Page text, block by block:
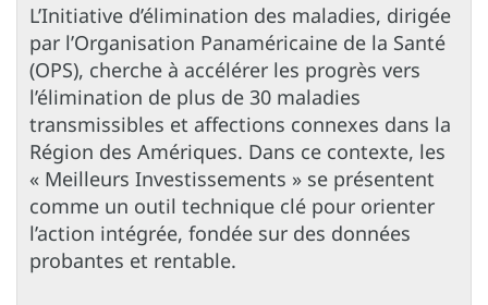
L’Initiative d’élimination des maladies, dirigée
par l’Organisation Panaméricaine de la Santé
(OPS), cherche à accélérer les progrès vers
l’élimination de plus de 30 maladies
transmissibles et affections connexes dans la
Région des Amériques. Dans ce contexte, les
« Meilleurs Investissements » se présentent
comme un outil technique clé pour orienter
l’action intégrée, fondée sur des données
probantes et rentable.